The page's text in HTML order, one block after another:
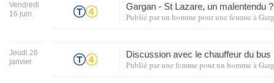
Vendredi
16 juin
Gargan - St Lazare, un malentendu
Publié parun homme pour une femme à
Jeudi 26
janvier
Discussion avec le chauffeur du
Publié parune femme pour un homme à